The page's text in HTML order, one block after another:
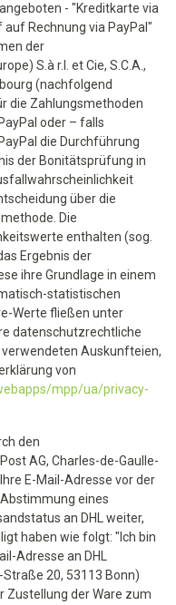
- "Kreditkarte via
auf Rechnung via PayPal"
der
S.à r.l. et Cie, S.C.A.,
(nachfolgend
die Zahlungsmethoden
oder – falls
die Durchführung
der Bonitätsprüfung in
über die
Die
enthalten (sog.
Ergebnis der
ihre Grundlage in einem
statistischen
Werte fließen unter
datenschutzrechtliche
Auskunfteien,
von
mpp/ua/privacy-
den
AG, Charles-de-Gaulle-
E-Mail-Adresse vor der
eines
an DHL weiter,
haben wie folgt: "Ich bin
Adresse an DHL
20, 53113 Bonn)
Zustellung der Ware zum